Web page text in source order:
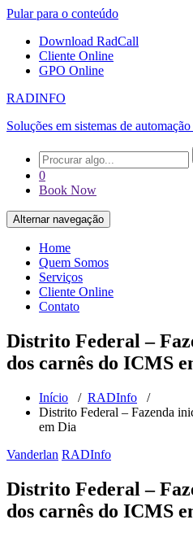
Pular para o conteúdo
Download RadCall
Cliente Online
GPO Online
RADINFO
Soluções em sistemas de
0
Book Now
Alternar navegação
Home
Quem Somos
Serviços
Cliente Online
Contato
Distrito Federal –
dos carnês do ICMS
Início / RADInfo /
Distrito Federal – Fazenda
em Dia
Vanderlan RADInfo
Distrito Federal –
dos carnês do ICMS